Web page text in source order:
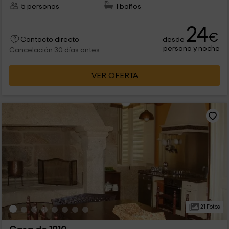
5 personas 1 baños
Contacto directo
Cancelación 30 días antes
desde 24€
persona y noche
VER OFERTA
21 Fotos